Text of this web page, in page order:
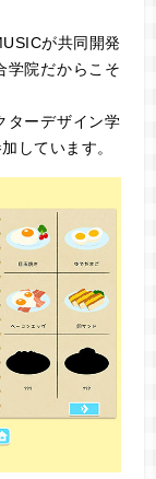
が共同開発
学院だからこそ
ターデザイン学
しています。